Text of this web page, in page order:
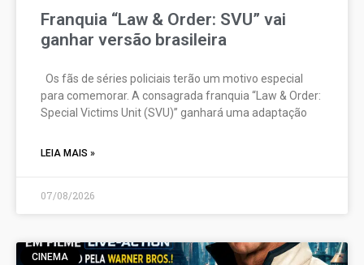
Franquia “Law & Order: SVU” vai
ganhar versão brasileira
Os fãs de séries policiais terão um motivo especial
para comemorar. A consagrada franquia “Law & Order:
Special Victims Unit (SVU)” ganhará uma adaptação
LEIA MAIS »
07/08/2026
CINEMA